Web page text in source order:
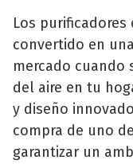
Los purificadores
convertido en
mercado cuando
del aire en tu
y diseño
compra de uno
garantizar un